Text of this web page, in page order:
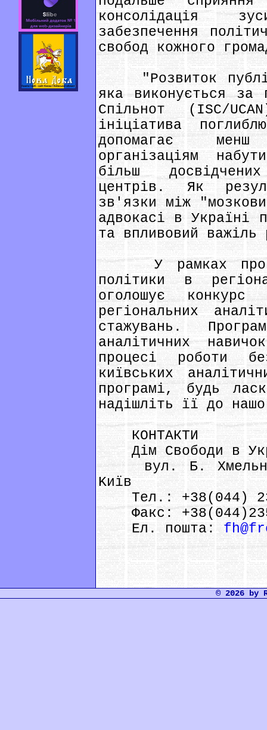
консолідація
забезпечення
свобод кожного
"Розвиток
яка виконується за
Спільнот (ISC/
ініціатива
допомагає менш
організаціям
більш
центрів. Як
зв'язки між
адвокасі в Україні
та впливовий важіль
У рамках
політики в
оголошує конкурс
регіональних
стажувань.
аналітичних
процесі роботи
київських
програмі, будь
надішліть її до
КОНТАКТИ
Дім Свободи в
вул. Б.
Kиїв
Tел.: +38(044)
Факс:
Ел. пошта:
© 2026 by